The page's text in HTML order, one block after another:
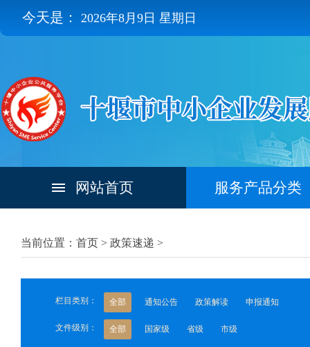
今天是： 2026年8月9日 星期日
网站首页 服务产品分类
当前位置：首页 > 政策速递 >
栏目类别： 全部 通知公告 政策解读 申报通知
文件级别： 全部 国家级 省级 市级